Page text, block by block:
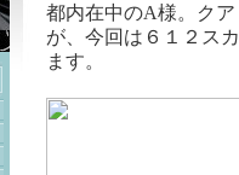
都内在中のA様。ク
が、今回は６１２ス
ます。